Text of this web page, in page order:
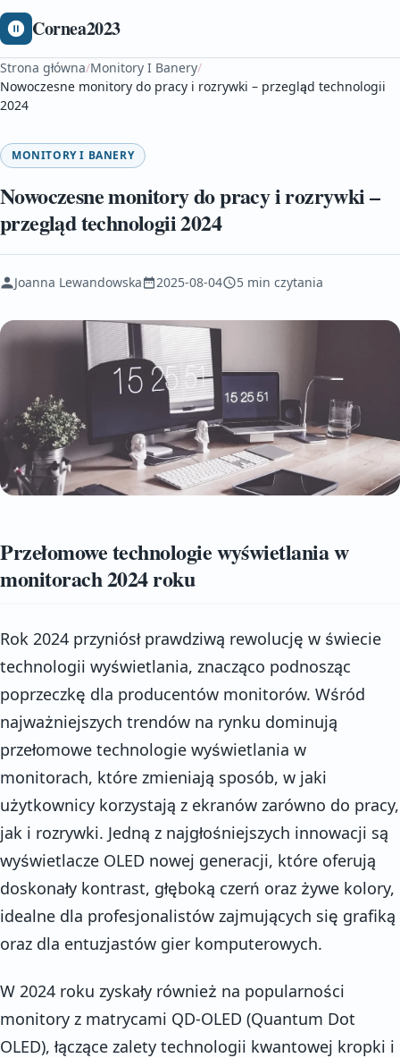
Cornea2023
Strona główna/Monitory I Banery/
Nowoczesne monitory do pracy i rozrywki – przegląd technologii
2024
MONITORY I BANERY
Nowoczesne monitory do pracy i rozrywki –
przegląd technologii 2024
Joanna Lewandowska 2025-08-04 5 min czytania
Przełomowe technologie wyświetlania w
monitorach 2024 roku
Rok 2024 przyniósł prawdziwą rewolucję w świecie
technologii wyświetlania, znacząco podnosząc
poprzeczkę dla producentów monitorów. Wśród
najważniejszych trendów na rynku dominują
przełomowe technologie wyświetlania w
monitorach, które zmieniają sposób, w jaki
użytkownicy korzystają z ekranów zarówno do pracy,
jak i rozrywki. Jedną z najgłośniejszych innowacji są
wyświetlacze OLED nowej generacji, które oferują
doskonały kontrast, głęboką czerń oraz żywe kolory,
idealne dla profesjonalistów zajmujących się grafiką
oraz dla entuzjastów gier komputerowych.
W 2024 roku zyskały również na popularności
monitory z matrycami QD-OLED (Quantum Dot
OLED), łączące zalety technologii kwantowej kropki i